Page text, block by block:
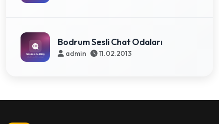
Bodrum Sesli Chat Odaları
admin 11.02.2013